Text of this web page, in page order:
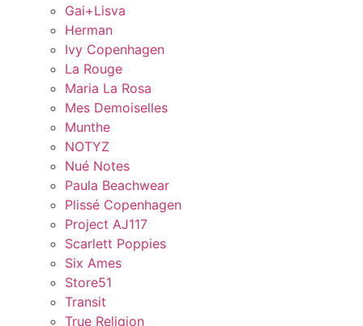
Gai+Lisva
Herman
Ivy Copenhagen
La Rouge
Maria La Rosa
Mes Demoiselles
Munthe
NOTYZ
Nué Notes
Paula Beachwear
Plissé Copenhagen
Project AJ117
Scarlett Poppies
Six Ames
Store51
Transit
True Religion